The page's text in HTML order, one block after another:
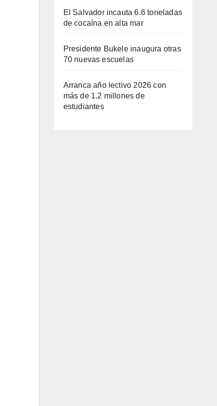
El Salvador incauta 6.6 toneladas
de cocaína en alta mar
Presidente Bukele inaugura otras
70 nuevas escuelas
Arranca año lectivo 2026 con
más de 1.2 millones de
estudiantes